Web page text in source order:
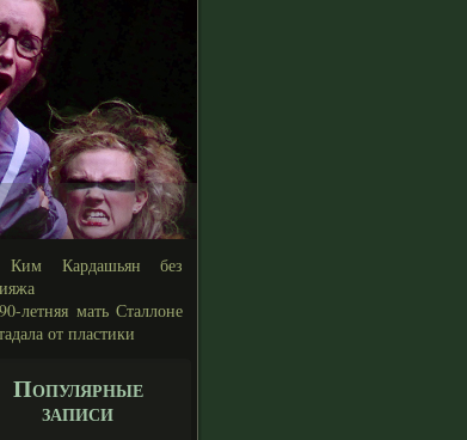
Ким Кардашьян без
90-летняя мать Сталлоне
от пластики
Популярные
записи